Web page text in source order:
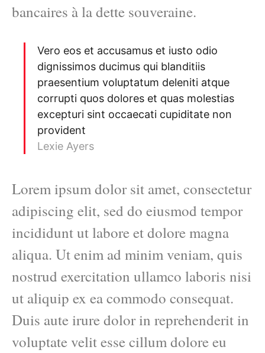
bancaires à la dette souveraine.
Vero eos et accusamus et iusto odio
dignissimos ducimus qui blanditiis
praesentium voluptatum deleniti atque
corrupti quos dolores et quas molestias
excepturi sint occaecati cupiditate non
provident
Lexie Ayers
Lorem ipsum dolor sit amet, consectetur
adipiscing elit, sed do eiusmod tempor
incididunt ut labore et dolore magna
aliqua. Ut enim ad minim veniam, quis
nostrud exercitation ullamco laboris nisi
ut aliquip ex ea commodo consequat.
Duis aute irure dolor in reprehenderit in
voluptate velit esse cillum dolore eu